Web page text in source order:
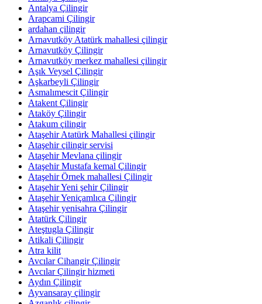
Antalya Çilingir
Arapcami Çilingir
ardahan çilingir
Arnavutköy Atatürk mahallesi çilingir
Arnavutköy Çilingir
Arnavutköy merkez mahallesi çilingir
Aşık Veysel Çilingir
Aşkarbeyli Çilingir
Asmalımescit Çilingir
Atakent Çilingir
Ataköy Çilingir
Atakum çilingir
Ataşehir Atatürk Mahallesi çilingir
Ataşehir çilingir servisi
Ataşehir Mevlana çilingir
Ataşehir Mustafa kemal Çilingir
Ataşehir Örnek mahallesi Çilingir
Ataşehir Yeni şehir Çilingir
Ataşehir Yeniçamlıca Çilingir
Ataşehir yenisahra Çilingir
Atatürk Çilingir
Ateştugla Çilingir
Atikali Çilingir
Atra kilit
Avcılar Cihangir Çilingir
Avcılar Çilingir hizmeti
Aydın Çilingir
Ayvansaray çilingir